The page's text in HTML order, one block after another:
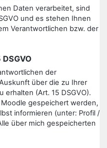
Daten verarbeitet, sind
und es stehen Ihnen
Verantwortlichen bzw. der
der
über die zu Ihrer
(Art. 15 DSGVO).
gespeichert werden,
informieren (unter: Profil /
über mich gespeicherten